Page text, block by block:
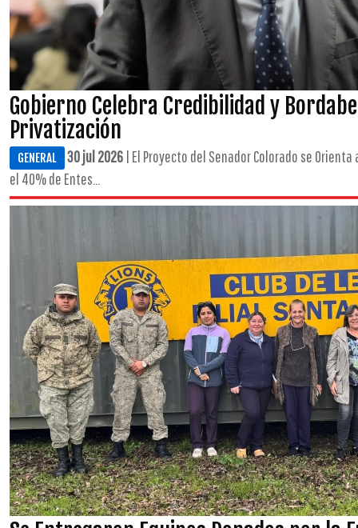
Gobierno Celebra Credibilidad y
Privatización
GENERAL 30 jul 2026 | El Proyecto del Senador Colorado se
el 40% de Entes...